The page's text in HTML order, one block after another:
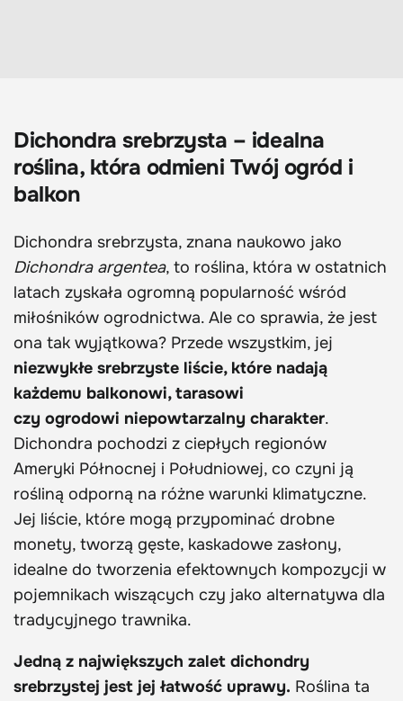
Dichondra srebrzysta – idealna
roślina, która odmieni Twój ogród i
balkon
Dichondra srebrzysta, znana naukowo jako
Dichondra argentea, to roślina, która w ostatnich
latach zyskała ogromną popularność wśród
miłośników ogrodnictwa. Ale co sprawia, że jest
ona tak wyjątkowa? Przede wszystkim, jej
niezwykłe srebrzyste liście, które nadają
każdemu balkonowi, tarasowi
czy ogrodowi niepowtarzalny charakter.
Dichondra pochodzi z ciepłych regionów
Ameryki Północnej i Południowej, co czyni ją
rośliną odporną na różne warunki klimatyczne.
Jej liście, które mogą przypominać drobne
monety, tworzą gęste, kaskadowe zasłony,
idealne do tworzenia efektownych kompozycji w
pojemnikach wiszących czy jako alternatywa dla
tradycyjnego trawnika.
Jedną z największych zalet dichondry
srebrzystej jest jej łatwość uprawy. Roślina ta